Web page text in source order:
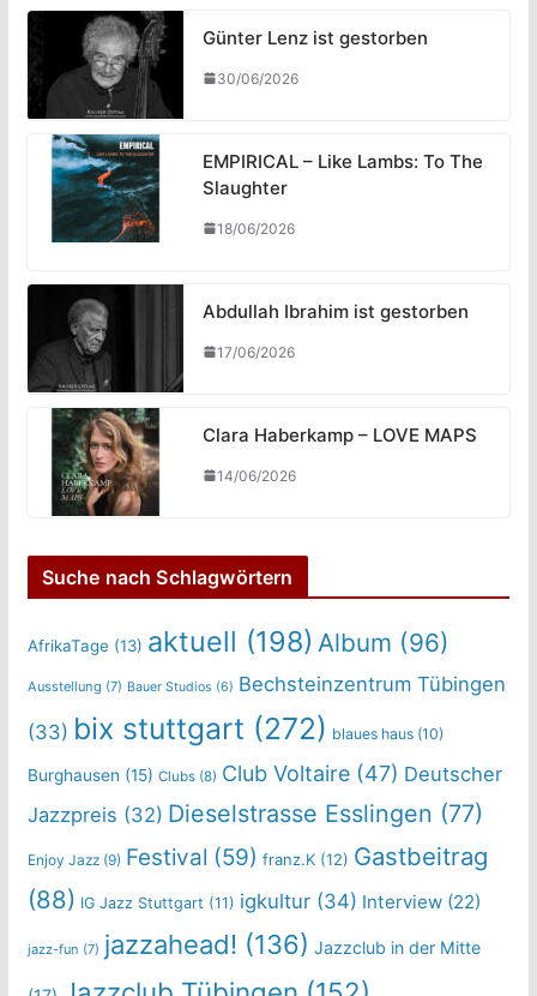
Günter Lenz ist gestorben
30/06/2026
EMPIRICAL – Like Lambs: To The
Slaughter
18/06/2026
Abdullah Ibrahim ist gestorben
17/06/2026
Clara Haberkamp – LOVE MAPS
14/06/2026
Suche nach Schlagwörtern
AfrikaTage (13) aktuell (198) Album (96)
Ausstellung (7) Bauer Studios (6) Bechsteinzentrum Tübingen
(33) bix stuttgart (272) blaues haus(10)
Burghausen (15) Clubs(8) Club Voltaire(47) Deutscher
Jazzpreis (32) Dieselstrasse Esslingen (77)
Enjoy Jazz(9) Festival (59) franz.K(12) Gastbeitrag
(88) IG Jazz Stuttgart (11) igkultur(34) Interview(22)
jazz-fun (7) jazzahead! (136) Jazzclub in der Mitte